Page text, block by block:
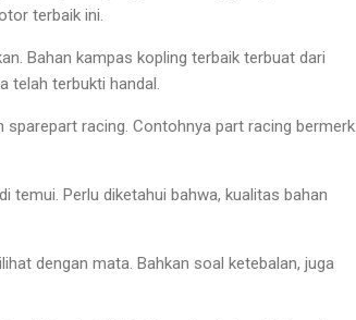
terbaik ini.
Bahan kampas kopling terbaik terbuat dari
telah terbukti handal.
racing. Contohnya part racing bermerk
temui. Perlu diketahui bahwa, kualitas bahan
dengan mata. Bahkan soal ketebalan, juga